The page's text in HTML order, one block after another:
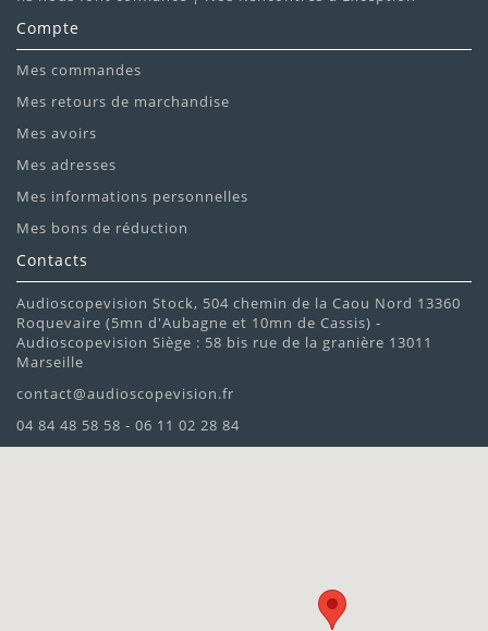
Compte
Mes commandes
Mes retours de marchandise
Mes avoirs
Mes adresses
Mes informations personnelles
Mes bons de réduction
Contacts
Audioscopevision Stock, 504 chemin de la Caou Nord 13360
Roquevaire (5mn d'Aubagne et 10mn de Cassis) -
Audioscopevision Siège : 58 bis rue de la granière 13011
Marseille
contact@audioscopevision.fr
04 84 48 58 58 - 06 11 02 28 84